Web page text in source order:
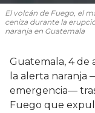
El volcán de Fuego, el
ceniza durante la
naranja en Guatemala
Guatemala, 4 de
la alerta naranja
emergencia—
Fuego que